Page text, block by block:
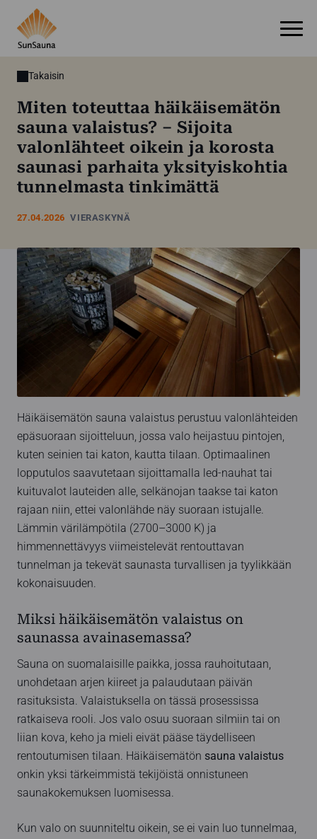
Takaisin
27.04.2026 VIERASKYNÄ
Miten toteuttaa häikäisemätön
sauna valaistus? – Sijoita
valonlähteet oikein ja korosta
saunasi parhaita yksityiskohtia
tunnelmasta tinkimättä
Häikäisemätön sauna valaistus perustuu valonlähteiden
epäsuoraan sijoitteluun, jossa valo heijastuu pintojen,
kuten seinien tai katon, kautta tilaan. Optimaalinen
lopputulos saavutetaan sijoittamalla led-nauhat tai
kuituvalot lauteiden alle, selkänojan taakse tai katon
rajaan niin, ettei valonlähde näy suoraan istujalle.
Lämmin värilämpötila (2700–3000 K) ja
himmennettävyys viimeistelevät rentouttavan
tunnelman ja tekevät saunasta turvallisen ja tyylikkään
kokonaisuuden.
Miksi häikäisemätön valaistus on
saunassa avainasemassa?
Sauna on suomalaisille paikka, jossa rauhoitutaan,
unohdetaan arjen kiireet ja palaudutaan päivän
rasituksista. Valaistuksella on tässä prosessissa
ratkaiseva rooli. Jos valo osuu suoraan silmiin tai on
liian kova, keho ja mieli eivät pääse täydelliseen
rentoutumisen tilaan. Häikäisemätön sauna valaistus
onkin yksi tärkeimmistä tekijöistä onnistuneen
saunakokemuksen luomisessa.
Kun valo on suunniteltu oikein, se ei vain luo tunnelmaa,